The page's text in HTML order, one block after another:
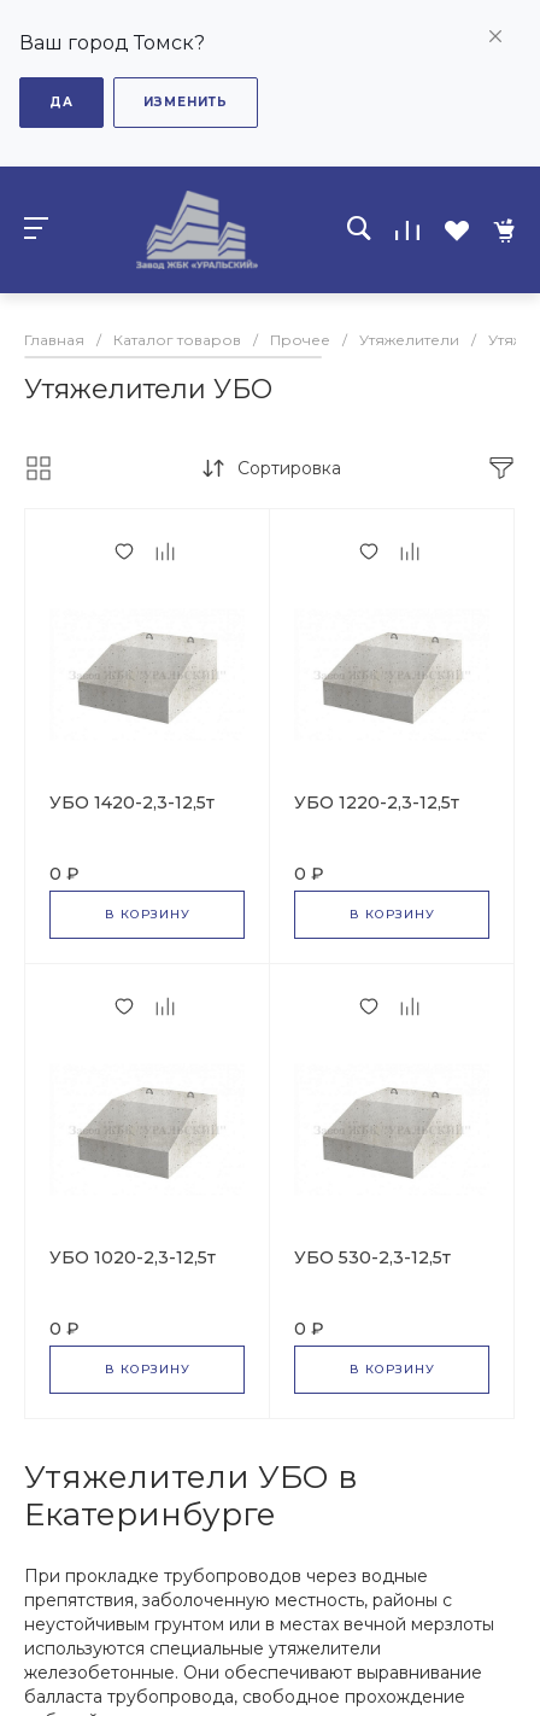
Ваш город Томск?
ДА ИЗМЕНИТЬ
Главная / Каталог товаров / Прочее / Утяжелители /
Утяжелители УБО
Сортировка
УБО 1420-2,3-12,5т
0 ₽
В КОРЗИНУ
УБО 1220-2,3-12,5т
0 ₽
В КОРЗИНУ
УБО 1020-2,3-12,5т
0 ₽
В КОРЗИНУ
УБО 530-2,3-12,5т
0 ₽
В КОРЗИНУ
Утяжелители УБО в
Екатеринбурге
При прокладке трубопроводов через водные
препятствия, заболоченную местность, районы с
неустойчивым грунтом или в местах вечной мерзлоты
используются специальные утяжелители
железобетонные. Они обеспечивают выравнивание
балласта трубопровода, свободное прохождение